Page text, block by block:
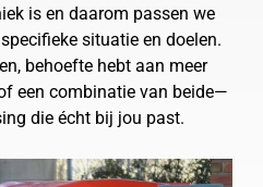
is en daarom passen we
situatie en doelen.
behoefte hebt aan meer
een combinatie van beide—
die écht bij jou past.